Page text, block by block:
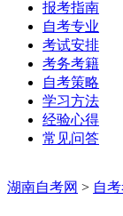
报考指南
自考专业
考试安排
考务考籍
自考策略
学习方法
经验心得
常见问答
湖南自考网 > 自